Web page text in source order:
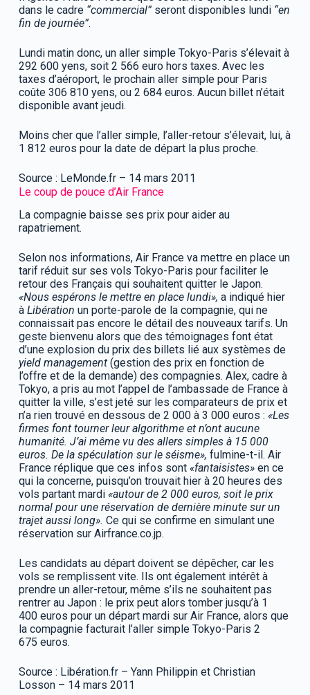
dans le cadre “commercial”seront disponibles lundi “en
fin de journée”.
Lundi matin donc, un aller simple Tokyo-Paris s’élevait à
292 600 yens, soit 2 566 euro hors taxes. Avec les
taxes d’aéroport, le prochain aller simple pour Paris
coûte 306 810 yens, ou 2 684 euros. Aucun billet n’était
disponible avant jeudi.
Moins cher que l’aller simple, l’aller-retour s’élevait, lui, à
1 812 euros pour la date de départ la plus proche.
Source : LeMonde.fr – 14 mars 2011
Le coup de pouce d’Air France
La compagnie baisse ses prix pour aider au
rapatriement.
Selon nos informations, Air France va mettre en place un
tarif réduit sur ses vols Tokyo-Paris pour faciliter le
retour des Français qui souhaitent quitter le Japon.
«Nous espérons le mettre en place lundi», a indiqué hier
à Libération un porte-parole de la compagnie, qui ne
connaissait pas encore le détail des nouveaux tarifs. Un
geste bienvenu alors que des témoignages font état
d’une explosion du prix des billets lié aux systèmes de
yield management(gestion des prix en fonction de
l’offre et de la demande) des compagnies. Alex, cadre à
Tokyo, a pris au mot l’appel de l’ambassade de France à
quitter la ville, s’est jeté sur les comparateurs de prix et
n’a rien trouvé en dessous de 2 000 à 3 000 euros : «Les
firmes font tourner leur algorithme et n’ont aucune
humanité. J’ai même vu des allers simples à 15 000
euros. De la spéculation sur le séisme», fulmine-t-il. Air
France réplique que ces infos sont «fantaisistes»en ce
qui la concerne, puisqu’on trouvait hier à 20 heures des
vols partant mardi «autour de 2 000 euros, soit le prix
normal pour une réservation de dernière minute sur un
trajet aussi long». Ce qui se confirme en simulant une
réservation sur Airfrance.co.jp.
Les candidats au départ doivent se dépêcher, car les
vols se remplissent vite. Ils ont également intérêt à
prendre un aller-retour, même s’ils ne souhaitent pas
rentrer au Japon : le prix peut alors tomber jusqu’à 1
400 euros pour un départ mardi sur Air France, alors que
la compagnie facturait l’aller simple Tokyo-Paris 2
675 euros.
Source : Libération.fr – Yann Philippin et Christian
Losson – 14 mars 2011